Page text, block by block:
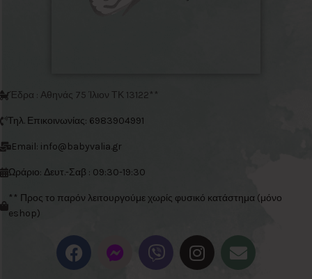
Έδρα : Αθηνάς 75 Ίλιον ΤΚ 13122**
Τηλ. Επικοινωνίας: 6983904991
Email: info@babyvalia.gr
Ωράριο: Δευτ.-Σαβ : 09:30-19:30
** Προς το παρόν λειτουργούμε χωρίς φυσικό κατάστημα (μόνο
eshop)